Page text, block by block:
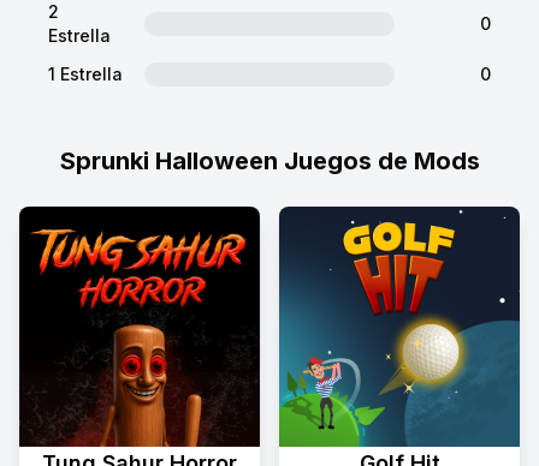
Sprunki Halloween Juegos de Mods
2
Estrella
0
1 Estrella 0